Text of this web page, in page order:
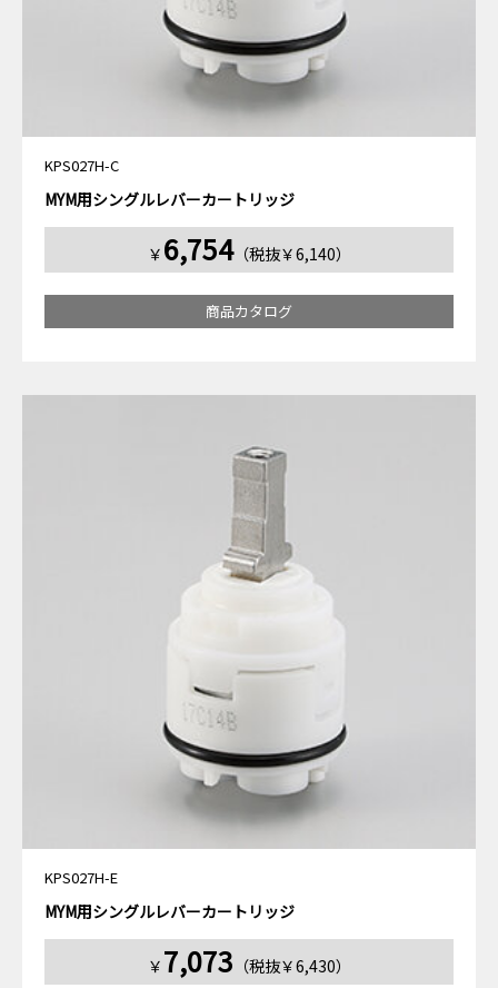
KPS027H-C
MYM用シングルレバーカートリッジ
￥ 6,754（税抜￥6,140）
商品カタログ
KPS027H-E
MYM用シングルレバーカートリッジ
￥ 7,073 （税抜￥6,430）